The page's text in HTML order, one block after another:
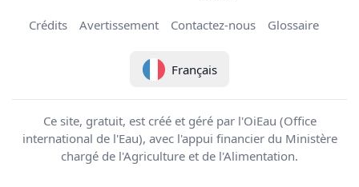
Crédits Avertissement Contactez-nous Glossaire
Français
Ce site, gratuit, est créé et géré par l'OiEau (Office
international de l'Eau), avec l'appui financier du Ministère
chargé de l'Agriculture et de l'Alimentation.